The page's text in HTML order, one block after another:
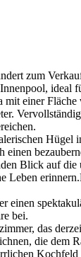
zum
ideal
einer
Blick auf
bei.
das
die
Kochfeld